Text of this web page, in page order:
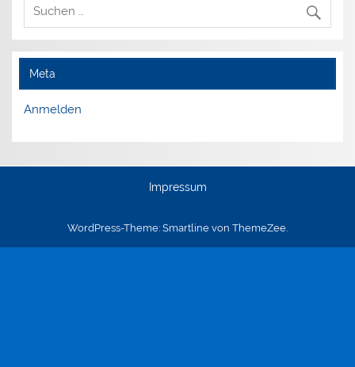
Meta
Anmelden
Impressum
WordPress-Theme: Smartline von ThemeZee.